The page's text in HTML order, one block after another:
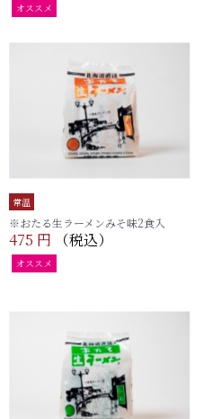
オススメ
常温
※おたる生ラーメンみそ味2食入
475 円 （税込）
オススメ